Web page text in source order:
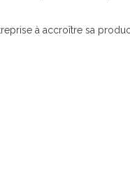
à accroître sa